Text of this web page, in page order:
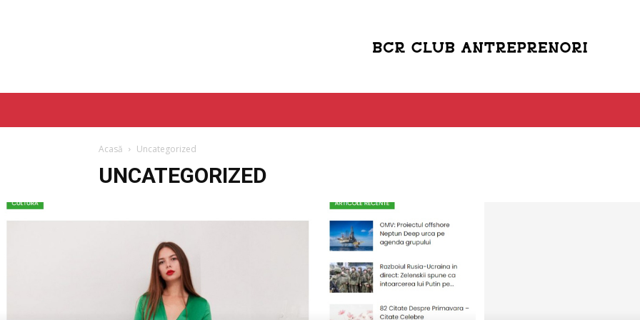
Acasă Uncategorized
UNCATEGORIZED